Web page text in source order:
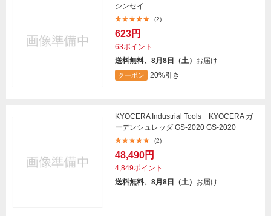
シンセイ
(2)
623円
63ポイント
送料無料、8月8日（土） お届け
クーポン 20%引き
KYOCERA Industrial Tools KYOCERA ガ
ーデンシュレッダ GS-2020 GS-2020
(2)
48,490円
4,849ポイント
送料無料、8月8日（土） お届け